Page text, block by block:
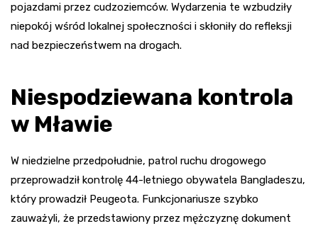
pojazdami przez cudzoziemców. Wydarzenia te wzbudziły
niepokój wśród lokalnej społeczności i skłoniły do refleksji
nad bezpieczeństwem na drogach.
Niespodziewana kontrola
w Mławie
W niedzielne przedpołudnie, patrol ruchu drogowego
przeprowadził kontrolę 44-letniego obywatela Bangladeszu,
który prowadził Peugeota. Funkcjonariusze szybko
zauważyli, że przedstawiony przez mężczyznę dokument